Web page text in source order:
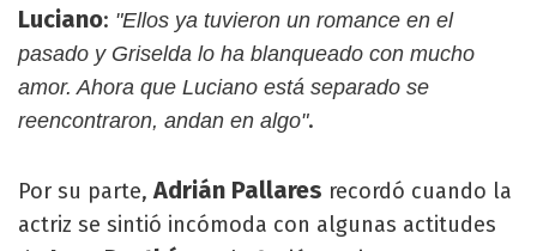
Luciano: "Ellos ya tuvieron un romance en el
pasado y Griselda lo ha blanqueado con mucho
amor. Ahora que Luciano está separado se
reencontraron, andan en algo".
Por su parte,Adrián Pallares recordó cuando la
actriz se sintió incómoda con algunas actitudes